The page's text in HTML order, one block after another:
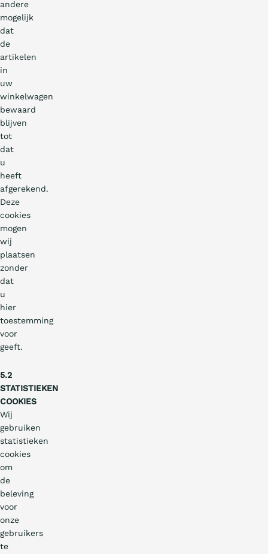
andere
mogelijk
dat
de
artikelen
in
uw
winkelwagen
bewaard
blijven
tot
dat
u
heeft
afgerekend.
Deze
cookies
mogen
wij
plaatsen
zonder
dat
u
hier
toestemming
voor
geeft.
5.2
STATISTIEKEN
COOKIES
Wij
gebruiken
statistieken
cookies
om
de
beleving
voor
onze
gebruikers
te